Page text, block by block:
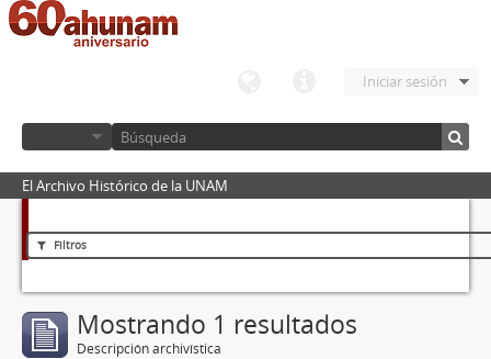
Iniciar sesión
El Archivo Histórico de la UNAM
Filtros
Mostrando 1 resultados
Descripción archivística